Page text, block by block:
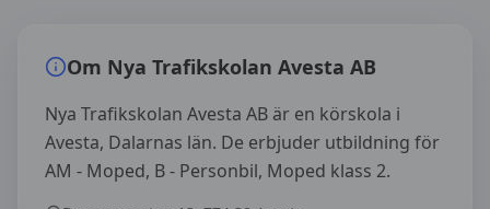
Om Nya Trafikskolan Avesta AB
Nya Trafikskolan Avesta AB är en körskola i
Avesta, Dalarnas län. De erbjuder utbildning för
AM - Moped, B - Personbil, Moped klass 2.